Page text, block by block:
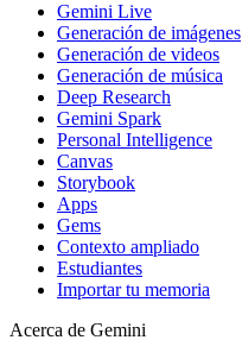
Gemini Live
Generación de imágenes
Generación de videos
Generación de música
Deep Research
Gemini Spark
Personal Intelligence
Canvas
Storybook
Apps
Gems
Contexto ampliado
Estudiantes
Importar tu memoria
Acerca de Gemini